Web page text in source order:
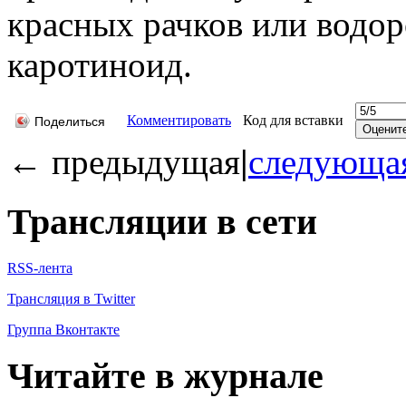
красных рачков или
каротиноид.
Поделиться Комментировать Код для вставки
← предыдущая|
Трансляции в сети
RSS-лента
Трансляция в Twitter
Группа Вконтакте
Читайте в журнале